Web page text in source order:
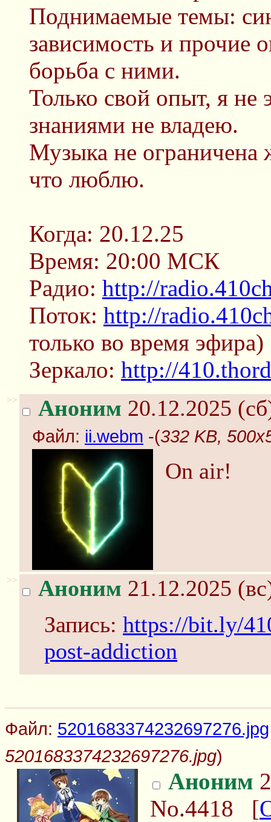
Поднимаемые темы:
зависимость и прочие
борьба с ними.
Только свой опыт, я не
знаниями не владею.
Музыка не ограничена
что люблю.
Когда: 20.12.25
Время: 20:00 МСК
Радио: http://
Поток: http://
только во время эфира)
Зеркало: http://
>> Аноним 20.12.2025
Файл: ii.webm -(332 KB,
On air!
>> Аноним 21.12.2025
Запись: https://bit.ly/
post-addiction
Файл: 5201683374232697276.jpg
5201683374232697276.jpg)
Аноним
No.4418 [